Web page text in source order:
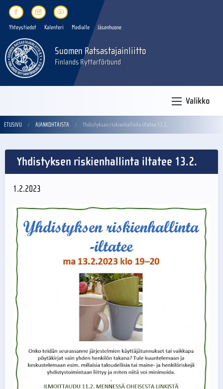
Yhteystiedot Kalenteri Medialle Jäsenhuone
Suomen Ratsastajainliitto
Finlands Ryttarförbund
Valikko
ETUSIVU AJANKOHTAISTA Yhdistyksen riskienhallinta iltatee 13.2.
Yhdistyksen riskienhallinta iltatee 13.2.
1.2.2023